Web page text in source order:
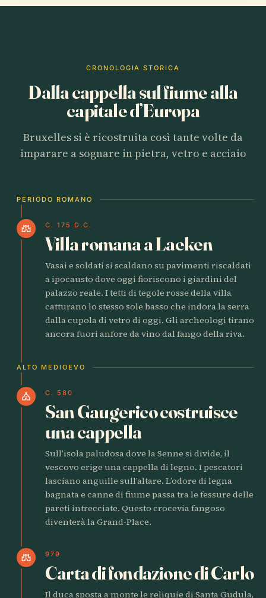
CRONOLOGIA STORICA
Dalla cappella sul fiume alla
capitale d’Europa
Bruxelles si è ricostruita così tante volte da
imparare a sognare in pietra, vetro e acciaio
PERIODO ROMANO
castle C. 175 D.C.
Villa romana a Laeken
Vasai e soldati si scaldano su pavimenti riscaldati
a ipocausto dove oggi fioriscono i giardini del
palazzo reale. I tetti di tegole rosse della villa
catturano lo stesso sole basso che indora la serra
dalla cupola di vetro di oggi. Gli archeologi tirano
ancora fuori anfore da vino dal fango della riva.
ALTO MEDIOEVO
church C. 580
San Gaugerico costruisce
una cappella
Sull’isola paludosa dove la Senne si divide, il
vescovo erige una cappella di legno. I pescatori
lasciano anguille sull’altare. L’odore di legna
bagnata e canne di fiume passa tra le fessure delle
pareti intrecciate. Questo crocevia fangoso
diventerà la Grand-Place.
castle 979
Carta di fondazione di Carlo
Il duca sposta a monte le reliquie di Santa Gudula,